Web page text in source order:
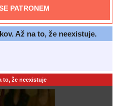
PATRONEM
Až na to, že neexistuje.
to, že neexistuje